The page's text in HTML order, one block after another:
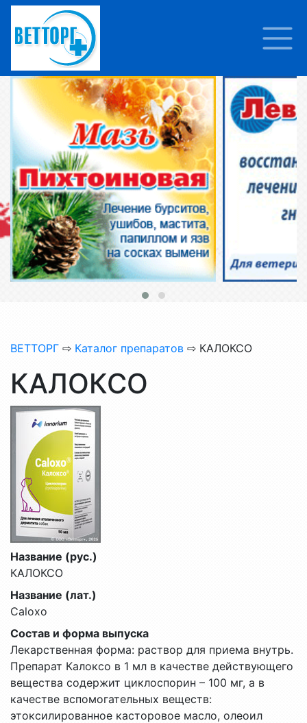
ВЕТТОРГ ⇨ Каталог препаратов ⇨ КАЛОКСО
КАЛОКСО
Название (рус.)
КАЛОКСО
Название (лат.)
Саlохо
Состав и форма выпуска
Лекарственная форма: раствор для приема внутрь.
Препарат Калоксо в 1 мл в качестве действующего
вещества содержит циклоспорин – 100 мг, а в
качестве вспомогательных веществ:
этоксилированное касторовое масло, олеоил